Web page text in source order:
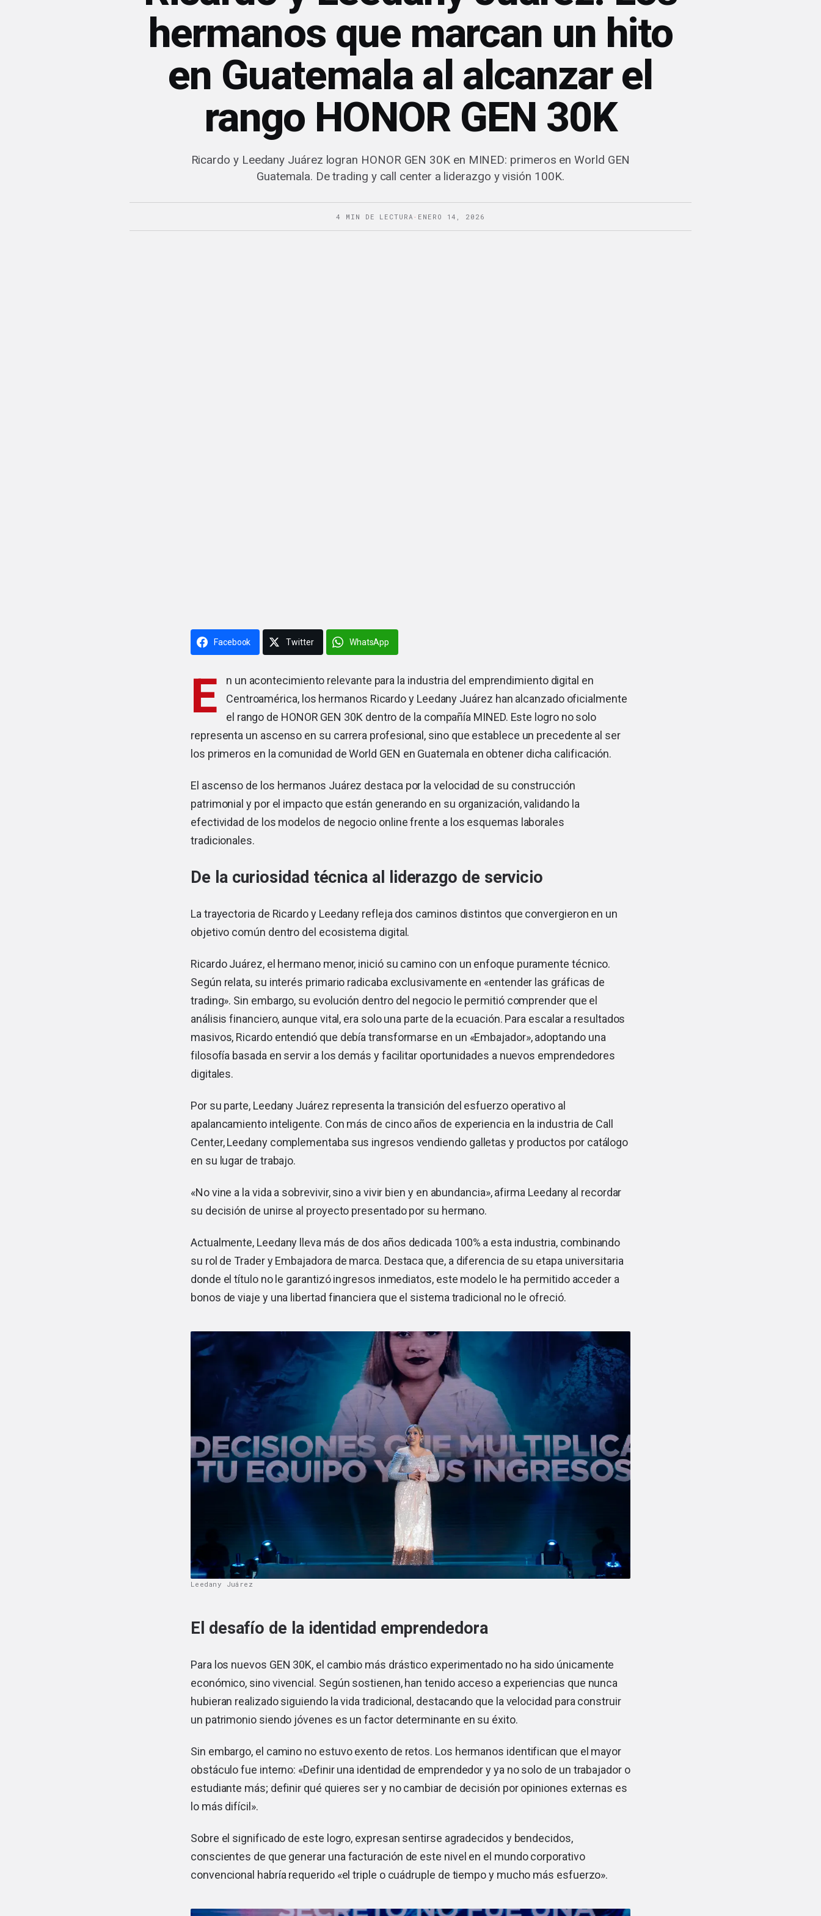
hermanos que marcan un hito
en Guatemala al alcanzar el
rango HONOR GEN 30K
Ricardo y Leedany Juárez logran HONOR GEN 30K en MINED: primeros en World GEN
Guatemala. De trading y call center a liderazgo y visión 100K.
4 MIN DE LECTURA · ENERO 14, 2026
Facebook Twitter WhatsApp
E
n un acontecimiento relevante para la industria del emprendimiento digital en
Centroamérica, los hermanos Ricardo y Leedany Juárez han alcanzado oficialmente
el rango de HONOR GEN 30K dentro de la compañía MINED. Este logro no solo
representa un ascenso en su carrera profesional, sino que establece un precedente al ser
los primeros en la comunidad de World GEN en Guatemala en obtener dicha calificación.
El ascenso de los hermanos Juárez destaca por la velocidad de su construcción
patrimonial y por el impacto que están generando en su organización, validando la
efectividad de los modelos de negocio online frente a los esquemas laborales
tradicionales.
De la curiosidad técnica al liderazgo de servicio
La trayectoria de Ricardo y Leedany refleja dos caminos distintos que convergieron en un
objetivo común dentro del ecosistema digital.
Ricardo Juárez, el hermano menor, inició su camino con un enfoque puramente técnico.
Según relata, su interés primario radicaba exclusivamente en «entender las gráficas de
trading». Sin embargo, su evolución dentro del negocio le permitió comprender que el
análisis financiero, aunque vital, era solo una parte de la ecuación. Para escalar a resultados
masivos, Ricardo entendió que debía transformarse en un «Embajador», adoptando una
filosofía basada en servir a los demás y facilitar oportunidades a nuevos emprendedores
digitales.
Por su parte, Leedany Juárez representa la transición del esfuerzo operativo al
apalancamiento inteligente. Con más de cinco años de experiencia en la industria de Call
Center, Leedany complementaba sus ingresos vendiendo galletas y productos por catálogo
en su lugar de trabajo.
«No vine a la vida a sobrevivir, sino a vivir bien y en abundancia», afirma Leedany al recordar
su decisión de unirse al proyecto presentado por su hermano.
Actualmente, Leedany lleva más de dos años dedicada 100% a esta industria, combinando
su rol de Trader y Embajadora de marca. Destaca que, a diferencia de su etapa universitaria
donde el título no le garantizó ingresos inmediatos, este modelo le ha permitido acceder a
bonos de viaje y una libertad financiera que el sistema tradicional no le ofreció.
Leedany Juárez
El desafío de la identidad emprendedora
Para los nuevos GEN 30K, el cambio más drástico experimentado no ha sido únicamente
económico, sino vivencial. Según sostienen, han tenido acceso a experiencias que nunca
hubieran realizado siguiendo la vida tradicional, destacando que la velocidad para construir
un patrimonio siendo jóvenes es un factor determinante en su éxito.
Sin embargo, el camino no estuvo exento de retos. Los hermanos identifican que el mayor
obstáculo fue interno: «Definir una identidad de emprendedor y ya no solo de un trabajador o
estudiante más; definir qué quieres ser y no cambiar de decisión por opiniones externas es
lo más difícil».
Sobre el significado de este logro, expresan sentirse agradecidos y bendecidos,
conscientes de que generar una facturación de este nivel en el mundo corporativo
convencional habría requerido «el triple o cuádruple de tiempo y mucho más esfuerzo».